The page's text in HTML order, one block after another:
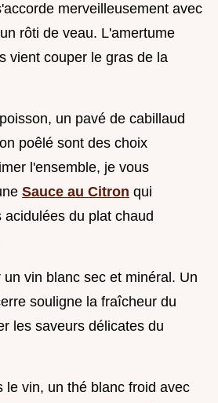
merveilleusement avec
rôti de veau. L'amertume
vient couper le gras de la
un pavé de cabillaud
poêlé sont des choix
l'ensemble, je vous
Sauce au Citron qui
du plat chaud
vin blanc sec et minéral. Un
souligne la fraîcheur du
les saveurs délicates du
le vin, un thé blanc froid avec